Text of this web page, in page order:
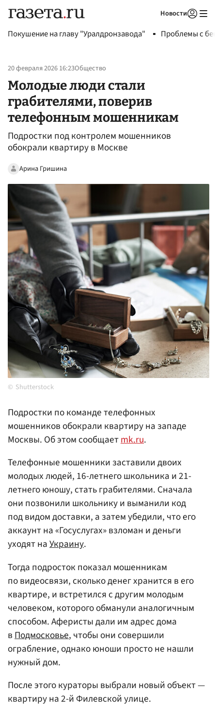
Новости
Покушение на главу "Уралдронзавода" Проблемы с
20 февраля 2026 16:23Общество
Молодые люди стали
грабителями, поверив
телефонным мошенникам
Подростки под контролем мошенников
обокрали квартиру в Москве
Арина Гришина
Shutterstock
Подростки по команде телефонных
мошенников обокрали квартиру на западе
Москвы. Об этом сообщаетmk.ru.
Телефонные мошенники заставили двоих
молодых людей, 16-летнего школьника и 21-
летнего юношу, стать грабителями. Сначала
они позвонили школьнику и выманили код
под видом доставки, а затем убедили, что его
аккаунт на «Госуслугах» взломан и деньги
уходят наУкраину.
Тогда подросток показал мошенникам
по видеосвязи, сколько денег хранится в его
квартире, и встретился с другим молодым
человеком, которого обманули аналогичным
способом. Аферисты дали им адрес дома
в Подмосковье, чтобы они совершили
ограбление, однако юноши просто не нашли
нужный дом.
После этого кураторы выбрали новый объект —
квартиру на 2-й Филевской улице.